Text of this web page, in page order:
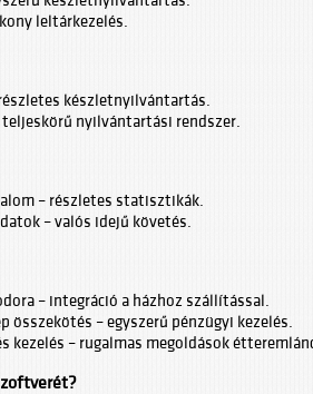
leltárkezelés.
készletnyilvántartás.
teljeskörű nyilvántartási rendszer.
– részletes statisztikák.
– valós idejű követés.
– integráció a házhoz szállítással.
összekötés – egyszerű pénzügyi kezelés.
kezelés – rugalmas megoldások